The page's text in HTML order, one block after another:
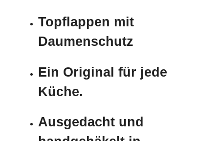
Topflappen mit
Daumenschutz
Ein Original für jede
Küche.
Ausgedacht und